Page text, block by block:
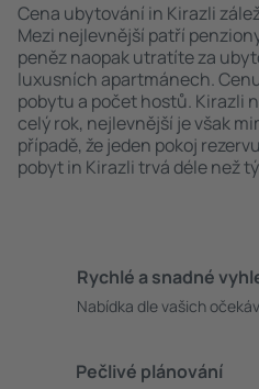
Cena ubytování in Kirazli
Mezi nejlevnější patří
peněz naopak utratíte za
luxusních apartmánech.
pobytu a počet hostů. Kirazli
celý rok, nejlevnější je však
případě, že jeden pokoj
pobyt in Kirazli trvá déle než
Rychlé a snadné
Nabídka dle vašich
Pečlivé plánování